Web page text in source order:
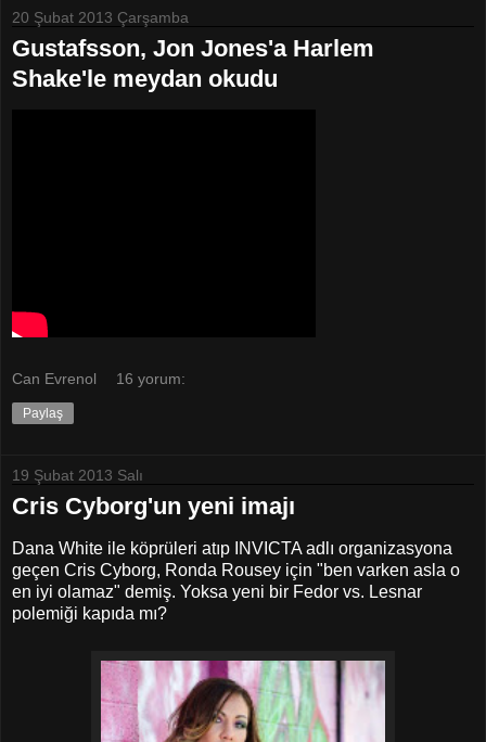
20 Şubat 2013 Çarşamba
Gustafsson, Jon Jones'a Harlem
Shake'le meydan okudu
Can Evrenol 16 yorum:
Paylaş
19 Şubat 2013 Salı
Cris Cyborg'un yeni imajı
Dana White ile köprüleri atıp INVICTA adlı organizasyona
geçen Cris Cyborg, Ronda Rousey için "ben varken asla o
en iyi olamaz" demiş. Yoksa yeni bir Fedor vs. Lesnar
polemiği kapıda mı?